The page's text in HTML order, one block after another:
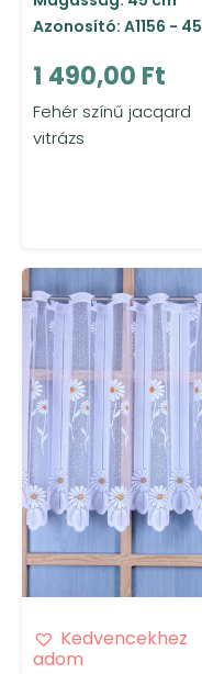
Azonosító: A1156 - 45
1 490,00 Ft
Fehér színű jacqard
vitrázs
Kedvencekhez
adom